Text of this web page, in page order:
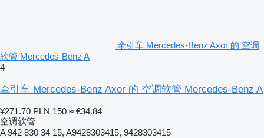
牵引车 Mercedes-Benz Axor 的 空调
软管 Mercedes-Benz A
4
牵引车 Mercedes-Benz Axor 的 空调软管 Mercedes-Benz A
¥271.70 PLN 150 ≈ €34.84
空调软管
A 942 830 34 15, A9428303415, 9428303415